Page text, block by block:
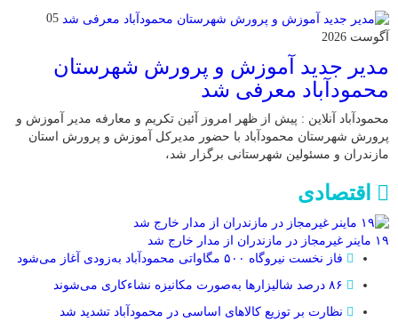
05
آگوست 2026
مدیر جدید آموزش و پرورش شهرستان
محمودآباد معرفی شد
محمودآباد آنلاین : پیش از ظهر امروز آئین تکریم و معارفه مدیر آموزش و
پرورش شهرستان محمودآباد با حضور مدیرکل آموزش و پرورش استان
مازندران و مسئولین شهرستانی برگزار شد،
اقتصادی
۱۹ ماینر غیرمجاز در مازندران از مدار خارج شد
فاز نخست نیروگاه ۵۰۰ مگاواتی محمودآباد به‌زودی آغاز می‌شود
نظارت بر توزیع کالا‌های اساسی در محمودآباد تشدید شد